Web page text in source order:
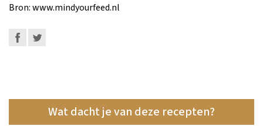
Bron: www.mindyourfeed.nl
Wat dacht je van deze recepten?